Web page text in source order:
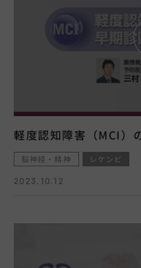
軽度認知障害（MCI）
脳神経・精神
レケンビ
2023.10.12